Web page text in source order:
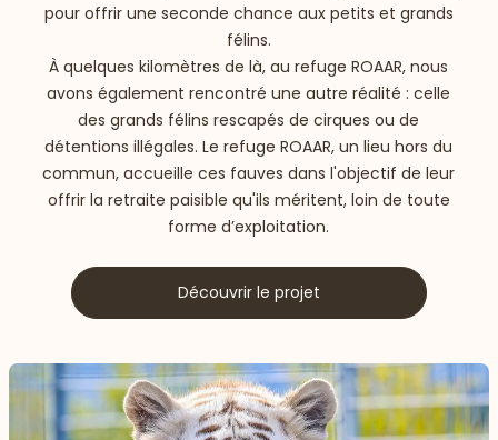
pour offrir une seconde chance aux petits et grands
félins.
À quelques kilomètres de là, au refuge ROAAR, nous
avons également rencontré une autre réalité : celle
des grands félins rescapés de cirques ou de
détentions illégales. Le refuge ROAAR, un lieu hors du
commun, accueille ces fauves dans l'objectif de leur
offrir la retraite paisible qu'ils méritent, loin de toute
forme d’exploitation.
Découvrir le projet